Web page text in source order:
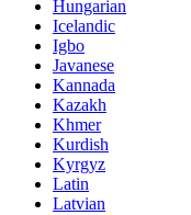
Hungarian
Icelandic
Igbo
Javanese
Kannada
Kazakh
Khmer
Kurdish
Kyrgyz
Latin
Latvian